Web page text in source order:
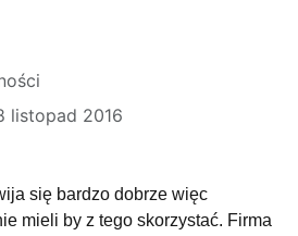
listopad 2016
się bardzo dobrze więc
mieli by z tego skorzystać. Firma